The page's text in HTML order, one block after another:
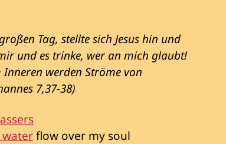
Tag, stellte sich Jesus hin und
und es trinke, wer an mich glaubt!
Inneren werden Ströme von
7,37-38)
waterflow over my soul